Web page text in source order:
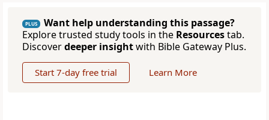
PLUS
Want help understanding this passage?
Explore trusted study tools in the Resourcestab.
Discoverdeeper insightwith Bible Gateway Plus.
Start 7-day free trial Learn More